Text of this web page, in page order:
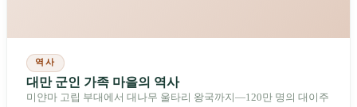
역사
대만 군인 가족 마을의 역사
미얀마 고립 부대에서 대나무 울타리 왕국까지—120만 명의 대이주